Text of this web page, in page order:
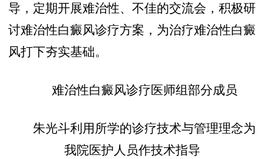
导，定期开展难治性、不佳的交流会，积极研
讨难治性白癜风诊疗方案，为治疗难治性白癜
风打下夯实基础。
难治性白癜风诊疗医师组部分成员
朱光斗利用所学的诊疗技术与管理理念为
我院医护人员作技术指导